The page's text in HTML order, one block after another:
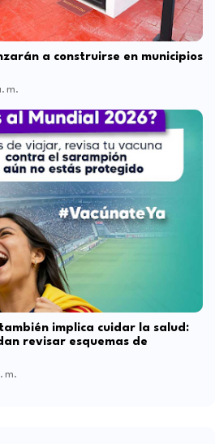
a construirse en municipios
m.
implica cuidar la salud:
revisar esquemas de
m.